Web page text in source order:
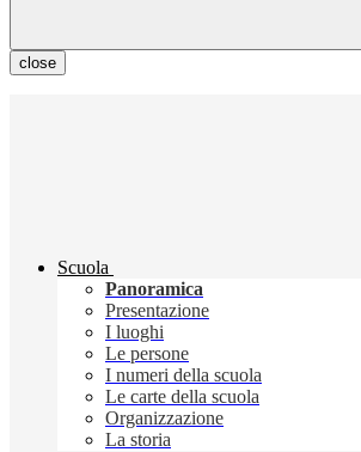
close
Scuola
Panoramica
Presentazione
I luoghi
Le persone
I numeri della scuola
Le carte della scuola
Organizzazione
La storia